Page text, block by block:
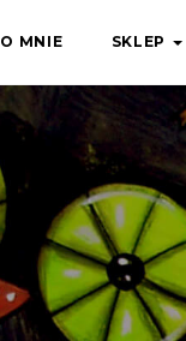
O MNIE SKLEP